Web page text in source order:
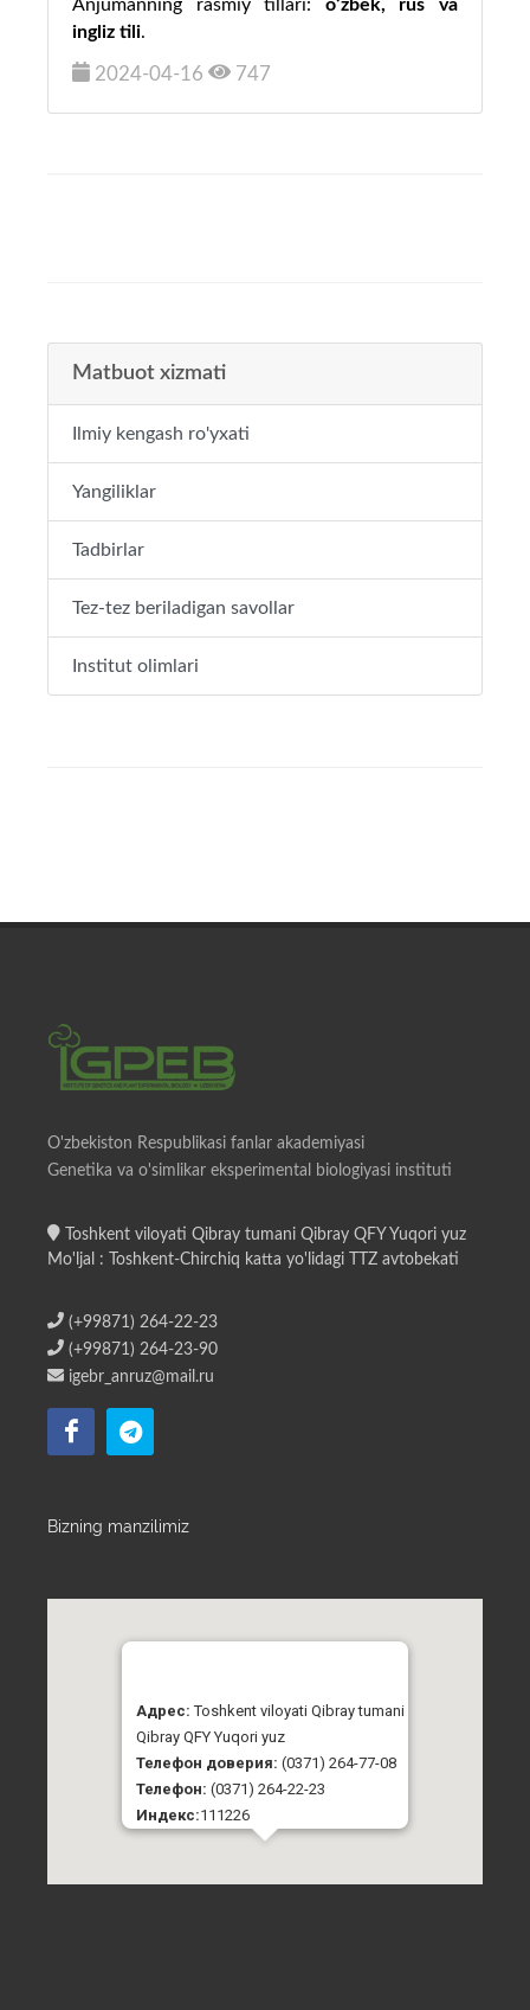
Anjumanning rasmiy tillari: о‘zbek, rus va
ingliz tili.
2024-04-16 747
Matbuot xizmati
Ilmiy kengash ro'yxati
Yangiliklar
Tadbirlar
Tez-tez beriladigan savollar
Institut olimlari
O'zbekiston Respublikasi fanlar akademiyasi
Genetika va o'simlikar eksperimental biologiyasi instituti
Toshkent viloyati Qibray tumani Qibray QFY Yuqori yuz
Mo'ljal : Toshkent-Chirchiq katta yo'lidagi TTZ avtobekati
(+99871) 264-22-23
(+99871) 264-23-90
igebr_anruz@mail.ru
Bizning manzilimiz
Адрес:Toshkent viloyati Qibray tumani
Qibray QFY Yuqori yuz
Телефон доверия: (0371) 264-77-08
Телефон: (0371) 264-22-23
Индекс:111226